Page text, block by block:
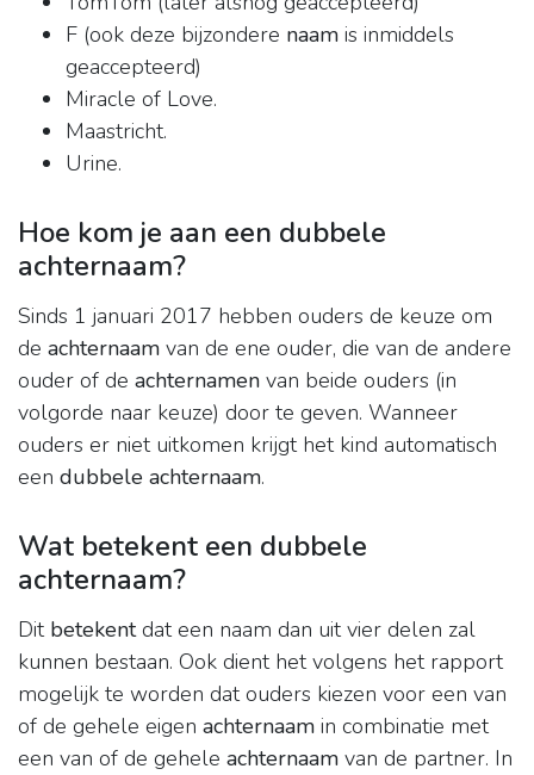
F (ook deze bijzondere naam is inmiddels
geaccepteerd)
Miracle of Love.
Maastricht.
Urine.
Hoe kom je aan een dubbele
achternaam?
Sinds 1 januari 2017 hebben ouders de keuze om
de achternaam van de ene ouder, die van de andere
ouder of de achternamen van beide ouders (in
volgorde naar keuze) door te geven. Wanneer
ouders er niet uitkomen krijgt het kind automatisch
een dubbele achternaam.
Wat betekent een dubbele
achternaam?
Dit betekentdat een naam dan uit vier delen zal
kunnen bestaan. Ook dient het volgens het rapport
mogelijk te worden dat ouders kiezen voor een van
of de gehele eigen achternaam in combinatie met
een van of de gehele achternaam van de partner. In